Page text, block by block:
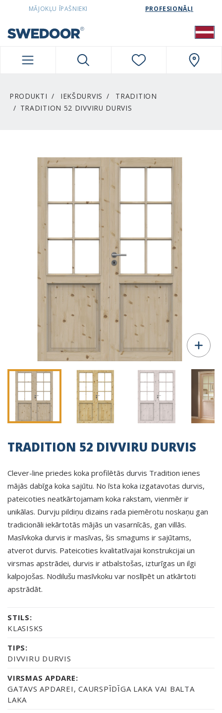
SWEDOORLATVIA NAVIGATION
MĀJOKĻU ĪPAŠNIEKI PROFESIONĀĻI
PRODUKTI IEKŠDURVIS
TRADITION
TRADITION 52 DIVVIRU DURVIS
TRADITION 52 DIVVIRU DURVIS
Clever-line priedes koka profilētās durvis Tradition ienes
mājās dabīga koka sajūtu. No īsta koka izgatavotas durvis,
pateicoties neatkārtojamam koka rakstam, vienmēr ir
unikālas. Durvju pildiņu dizains rada piemērotu noskaņu gan
tradicionāli iekārtotās mājās un vasarnīcās, gan villās.
Masīvkoka durvis ir masīvas, šis smagums ir sajūtams,
atverot durvis. Pateicoties kvalitatīvajai konstrukcijai un
virsmas apstrādei, durvis ir atbalstošas, izturīgas un ilgi
kalpojošas. Nodilušu masīvkoku var noslīpēt un atkārtoti
apstrādāt.
STILS:
KLASISKS
TIPS:
DIVVIRU DURVIS
VIRSMAS APDARE:
GATAVS APDAREI, CAURSPĪDĪGA LAKA VAI BALTA
LAKA